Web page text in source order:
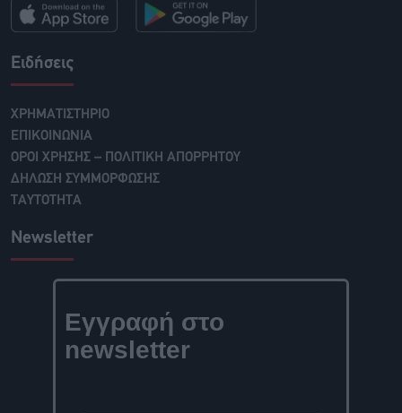
Ειδήσεις
ΧΡΗΜΑΤΙΣΤΗΡΙΟ
ΕΠΙΚΟΙΝΩΝΙΑ
ΟΡΟΙ ΧΡΗΣΗΣ – ΠΟΛΙΤΙΚΗ ΑΠΟΡΡΗΤΟΥ
ΔΗΛΩΣΗ ΣΥΜΜΟΡΦΩΣΗΣ
ΤΑΥΤΟΤΗΤΑ
Newsletter
Εγγραφή στο
newsletter